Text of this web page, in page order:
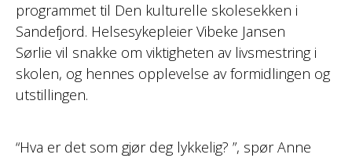
programmet til Den kulturelle skolesekken i
Sandefjord. Helsesykepleier Vibeke Jansen
Sørlie vil snakke om viktigheten av livsmestring i
skolen, og hennes opplevelse av formidlingen og
utstillingen.
“Hva er det som gjør deg lykkelig? ”, spør Anne